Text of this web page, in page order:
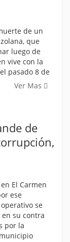
de un
que
luego de
vive con la
pasado 8 de
Ver Mas
de
El Carmen
ese
se
su contra
por la